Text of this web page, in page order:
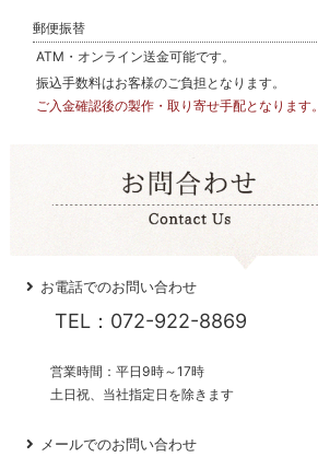
郵便振替
ATM・オンライン送金可能です。
振込手数料はお客様のご負担となります。
ご入金確認後の製作・取り寄せ手配となります。
お電話でのお問い合わせ
TEL：072-922-8869
営業時間：平日9時～17時
土日祝、当社指定日を除きます
メールでのお問い合わせ